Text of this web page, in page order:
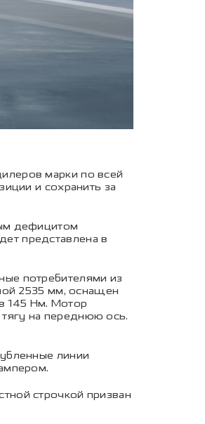
марки по всей
и сохранить за
дефицитом
представлена в
потребителями из
2535 мм, оснащен
145 Нм. Мотор
на переднюю ось.
линии
строчкой призван